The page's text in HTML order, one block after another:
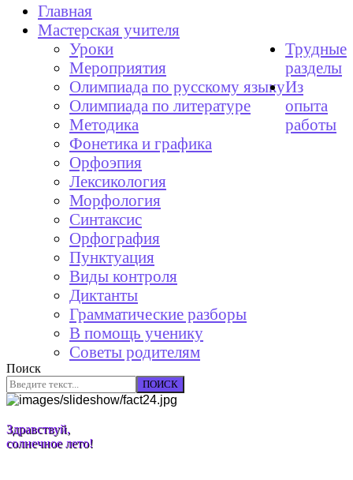
Главная
Мастерская учителя
Уроки
Мероприятия
Олимпиада по русскому языку
Олимпиада по литературе
Методика
Трудные
разделы
Фонетика и графика
Орфоэпия
Лексикология
Морфология
Синтаксис
Орфография
Пунктуация
Из
опыта
работы
Виды контроля
Диктанты
Грамматические разборы
В помощь ученику
Советы родителям
Поиск
ПОИСК
Здравствуй,
солнечное лето!